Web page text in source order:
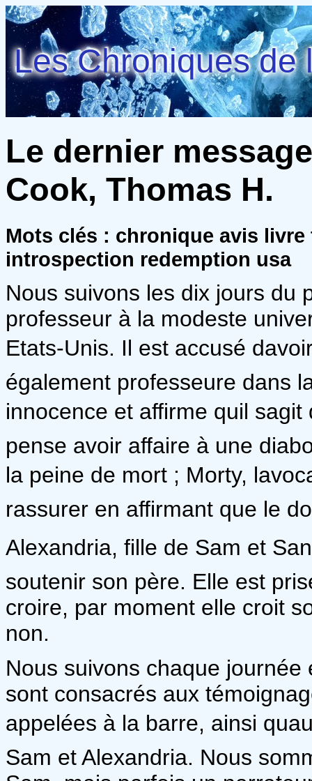
Les Chroniques de
Le dernier
Cook, Thomas H.
Mots clés : chronique avis
introspection redemption usa
Nous suivons les dix jours du
professeur à la modeste
Etats-Unis. Il est accusé
également professeure dans
innocence et affirme quil
pense avoir affaire à une
la peine de mort ; Morty,
rassurer en affirmant que le
Alexandria, fille de Sam et
soutenir son père. Elle est
croire, par moment elle croit
non.
Nous suivons chaque
sont consacrés aux
appelées à la barre, ainsi
Sam et Alexandria. Nous